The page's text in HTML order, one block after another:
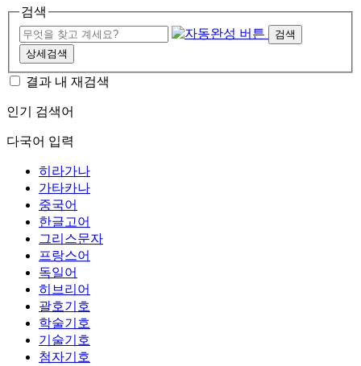
검색
검색
상세검색
결과 내 재검색
인기 검색어
다국어 입력
히라가나
가타카나
중국어
한글고어
그리스문자
프랑스어
독일어
히브리어
괄호기호
학술기호
기술기호
첨자기호